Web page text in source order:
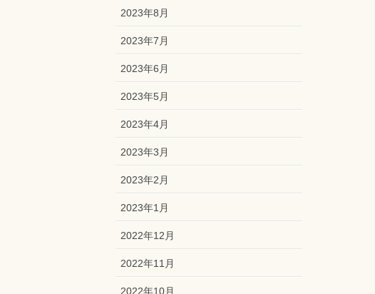
2023年8月
2023年7月
2023年6月
2023年5月
2023年4月
2023年3月
2023年2月
2023年1月
2022年12月
2022年11月
2022年10月